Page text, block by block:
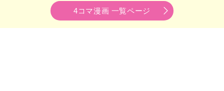
4コマ漫画 一覧ページ